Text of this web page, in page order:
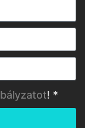
! *